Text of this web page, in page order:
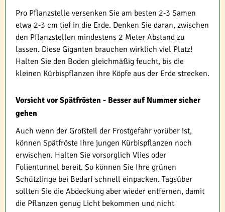
Pro Pflanzstelle versenken Sie am besten 2-3 Samen
etwa 2-3 cm tief in die Erde. Denken Sie daran, zwischen
den Pflanzstellen mindestens 2 Meter Abstand zu
lassen. Diese Giganten brauchen wirklich viel Platz!
Halten Sie den Boden gleichmäßig feucht, bis die
kleinen Kürbispflanzen ihre Köpfe aus der Erde strecken.
Vorsicht vor Spätfrösten - Besser auf Nummer sicher
gehen
Auch wenn der Großteil der Frostgefahr vorüber ist,
können Spätfröste Ihre jungen Kürbispflanzen noch
erwischen. Halten Sie vorsorglich Vlies oder
Folientunnel bereit. So können Sie Ihre grünen
Schützlinge bei Bedarf schnell einpacken. Tagsüber
sollten Sie die Abdeckung aber wieder entfernen, damit
die Pflanzen genug Licht bekommen und nicht